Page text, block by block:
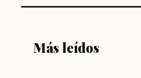
Más leídos